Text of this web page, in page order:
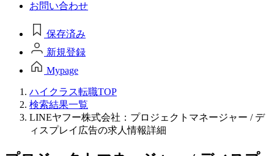
お問い合わせ
保存済み
新規登録
Mypage
ハイクラス転職TOP
検索結果一覧
LINEヤフー株式会社：プロジェクトマネージャー / デ
ィスプレイ広告の求人情報詳細